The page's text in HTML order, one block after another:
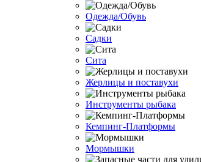
Одежда/Обувь
Садки
Сита
Жерлицы и поставухи
Инструменты рыбака
Кемпинг-Платформы
Мормышки